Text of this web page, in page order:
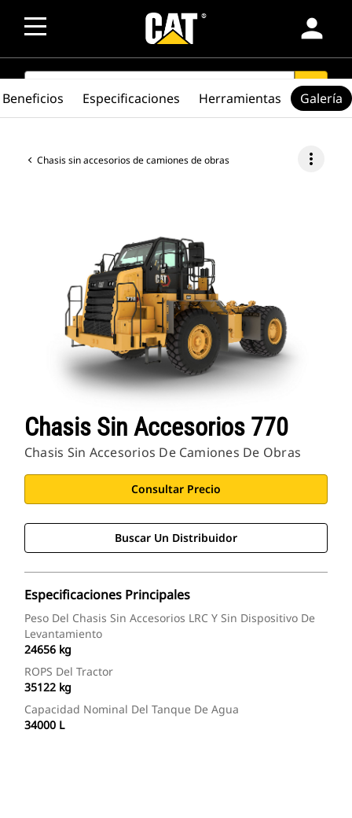
person
SEARCH search
Chasis sin accesorios de camiones de obras more_vert
Chasis Sin Accesorios 770
Chasis Sin Accesorios De Camiones De Obras
Consultar Precio
Buscar Un Distribuidor
Especificaciones Principales
Peso Del Chasis Sin Accesorios LRC Y Sin Dispositivo De
Levantamiento
24656 kg
ROPS Del Tractor
35122 kg
Capacidad Nominal Del Tanque De Agua
34000 L
Beneficios Especificaciones Herramientas Galería